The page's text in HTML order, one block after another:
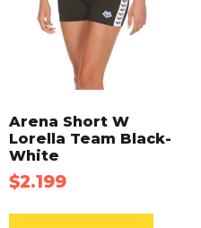
Arena Short W
Lorella Team Black-
White
$2.199